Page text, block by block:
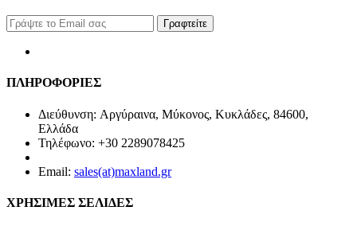
Γραφτείτε
ΠΛΗΡΟΦΟΡΙΕΣ
Διεύθυνση: Αργύραινα, Μύκονος, Κυκλάδες, 84600,
Ελλάδα
Τηλέφωνο: +30 2289078425
Email: sales(at)maxland.gr
ΧΡΗΣΙΜΕΣ ΣΕΛΙΔΕΣ